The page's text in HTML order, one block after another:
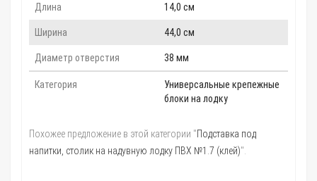
Длина 14,0 см
Ширина 44,0 см
Диаметр отверстия 38 мм
Категория
Универсальные крепежные
блоки на лодку
Похожее предложение в этой категории "Подставка под
напитки, столик на надувную лодку ПВХ №1.7 (клей)".